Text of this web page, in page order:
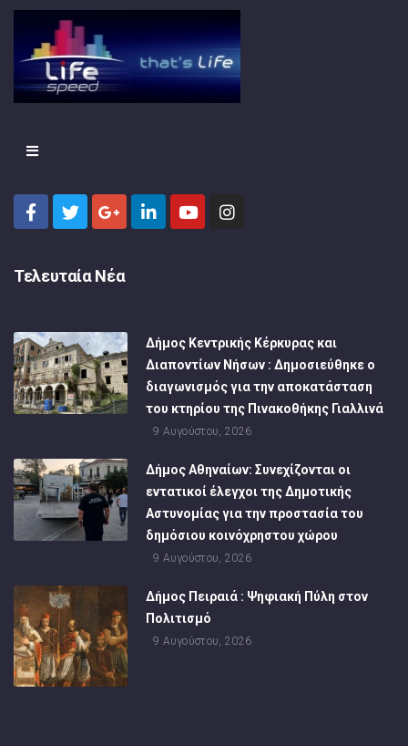
Τελευταία Νέα
Δήμος Κεντρικής Κέρκυρας και
Διαποντίων Νήσων : Δημοσιεύθηκε ο
διαγωνισμός για την αποκατάσταση
του κτηρίου της Πινακοθήκης Γιαλλινά
9 Αυγούστου, 2026
Δήμος Αθηναίων: Συνεχίζονται οι
εντατικοί έλεγχοι της Δημοτικής
Αστυνομίας για την προστασία του
δημόσιου κοινόχρηστου χώρου
9 Αυγούστου, 2026
Δήμος Πειραιά : Ψηφιακή Πύλη στον
Πολιτισμό
9 Αυγούστου, 2026